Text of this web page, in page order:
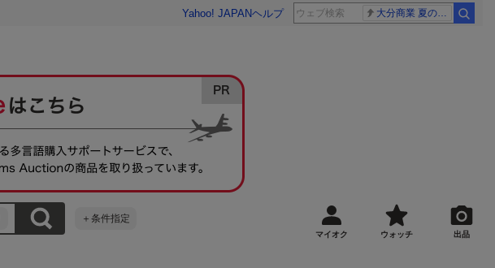
Yahoo! JAPANヘルプ 大分商業 夏の甲子園
＋条件指定
マイオク ウォッチ 出品